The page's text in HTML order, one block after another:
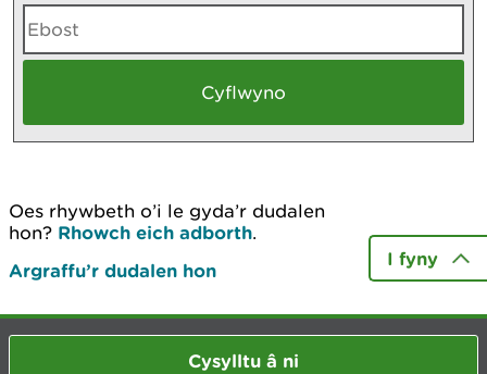
Oes rhywbeth o’i le gyda’r dudalen
hon? Rhowch eich adborth.
Argraffu’r dudalen hon
I fyny
Cysylltu â ni